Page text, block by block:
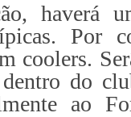
haverá
Por
coolers.
do
ao